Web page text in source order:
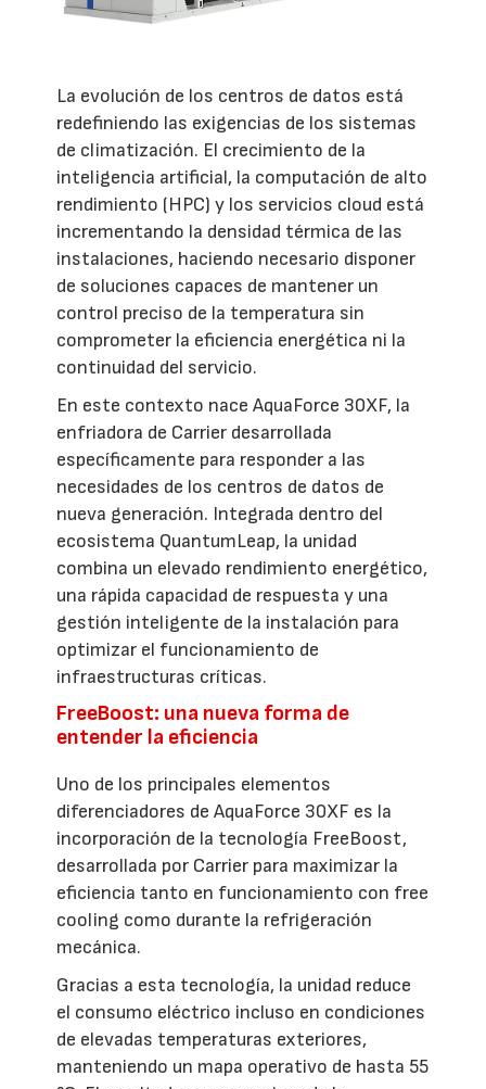
La evolución de los centros de datos está
redefiniendo las exigencias de los sistemas
de climatización. El crecimiento de la
inteligencia artificial, la computación de alto
rendimiento (HPC) y los servicios cloud está
incrementando la densidad térmica de las
instalaciones, haciendo necesario disponer
de soluciones capaces de mantener un
control preciso de la temperatura sin
comprometer la eficiencia energética ni la
continuidad del servicio.
En este contexto nace AquaForce 30XF, la
enfriadora de Carrier desarrollada
específicamente para responder a las
necesidades de los centros de datos de
nueva generación. Integrada dentro del
ecosistema QuantumLeap, la unidad
combina un elevado rendimiento energético,
una rápida capacidad de respuesta y una
gestión inteligente de la instalación para
optimizar el funcionamiento de
infraestructuras críticas.
FreeBoost: una nueva forma de
entender la eficiencia
Uno de los principales elementos
diferenciadores de AquaForce 30XF es la
incorporación de la tecnología FreeBoost,
desarrollada por Carrier para maximizar la
eficiencia tanto en funcionamiento con free
cooling como durante la refrigeración
mecánica.
Gracias a esta tecnología, la unidad reduce
el consumo eléctrico incluso en condiciones
de elevadas temperaturas exteriores,
manteniendo un mapa operativo de hasta 55